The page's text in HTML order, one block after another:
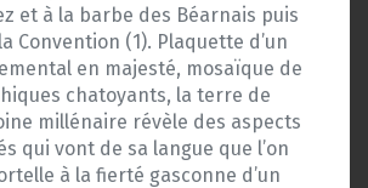
et à la barbe des Béarnais puis
Convention (1). Plaquette d’un
en majesté, mosaïque de
chatoyants, la terre de
millénaire révèle des aspects
qui vont de sa langue que l’on
à la fierté gasconne d’un